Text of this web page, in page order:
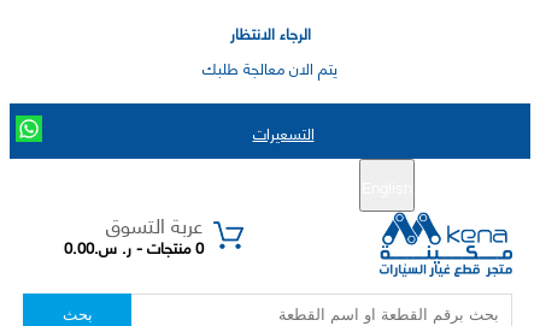
الرجاء الانتظار
يتم الان معالجة طلبك
التسعيرات
عربة التسوق
0 منتجات - ر. س.0.00
بحث